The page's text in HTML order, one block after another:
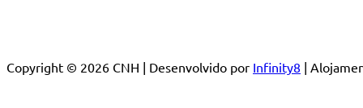
Copyright © 2026 CNH | Desenvolvido por Infinity8 |